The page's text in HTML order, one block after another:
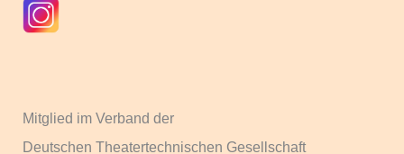
n
Mitglied im Verband der
Deutschen Theatertechnischen Gesellschaft